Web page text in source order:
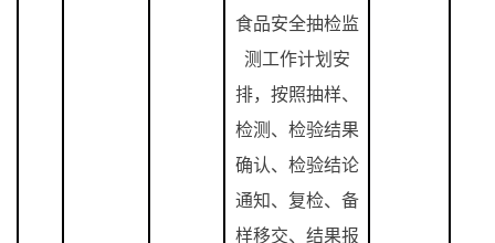
食品安全抽检监
测工作计划安
排，按照抽样、
检测、检验结果
确认、检验结论
通知、复检、备
样移交、结果报